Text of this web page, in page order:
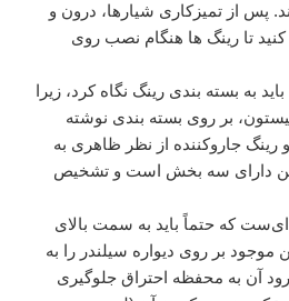
پس از تمیزکاری شیارها، درون و
تا رینگ ها هنگام نصب روی
به بسته بندی رینگ نگاه کرد، زیرا
بر روی بسته بندی نوشته
جاروکننده از نظر ظاهری به
دارای سه بخش است و تشخیص
که حتماً باید به سمت بالای
موجود بر روی دیواره سیلندر را به
آن به محفظه احتراق جلوگیری